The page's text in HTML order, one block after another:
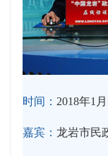
时间： 2018年1
嘉宾： 龙岩市民